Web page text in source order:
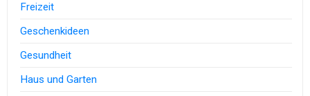
Freizeit
Geschenkideen
Gesundheit
Haus und Garten